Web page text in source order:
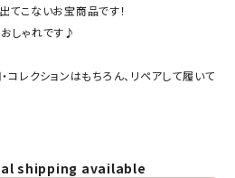
てこないお宝商品です！
しゃれです♪
コレクションはもちろん、リペアして履いて
shipping available